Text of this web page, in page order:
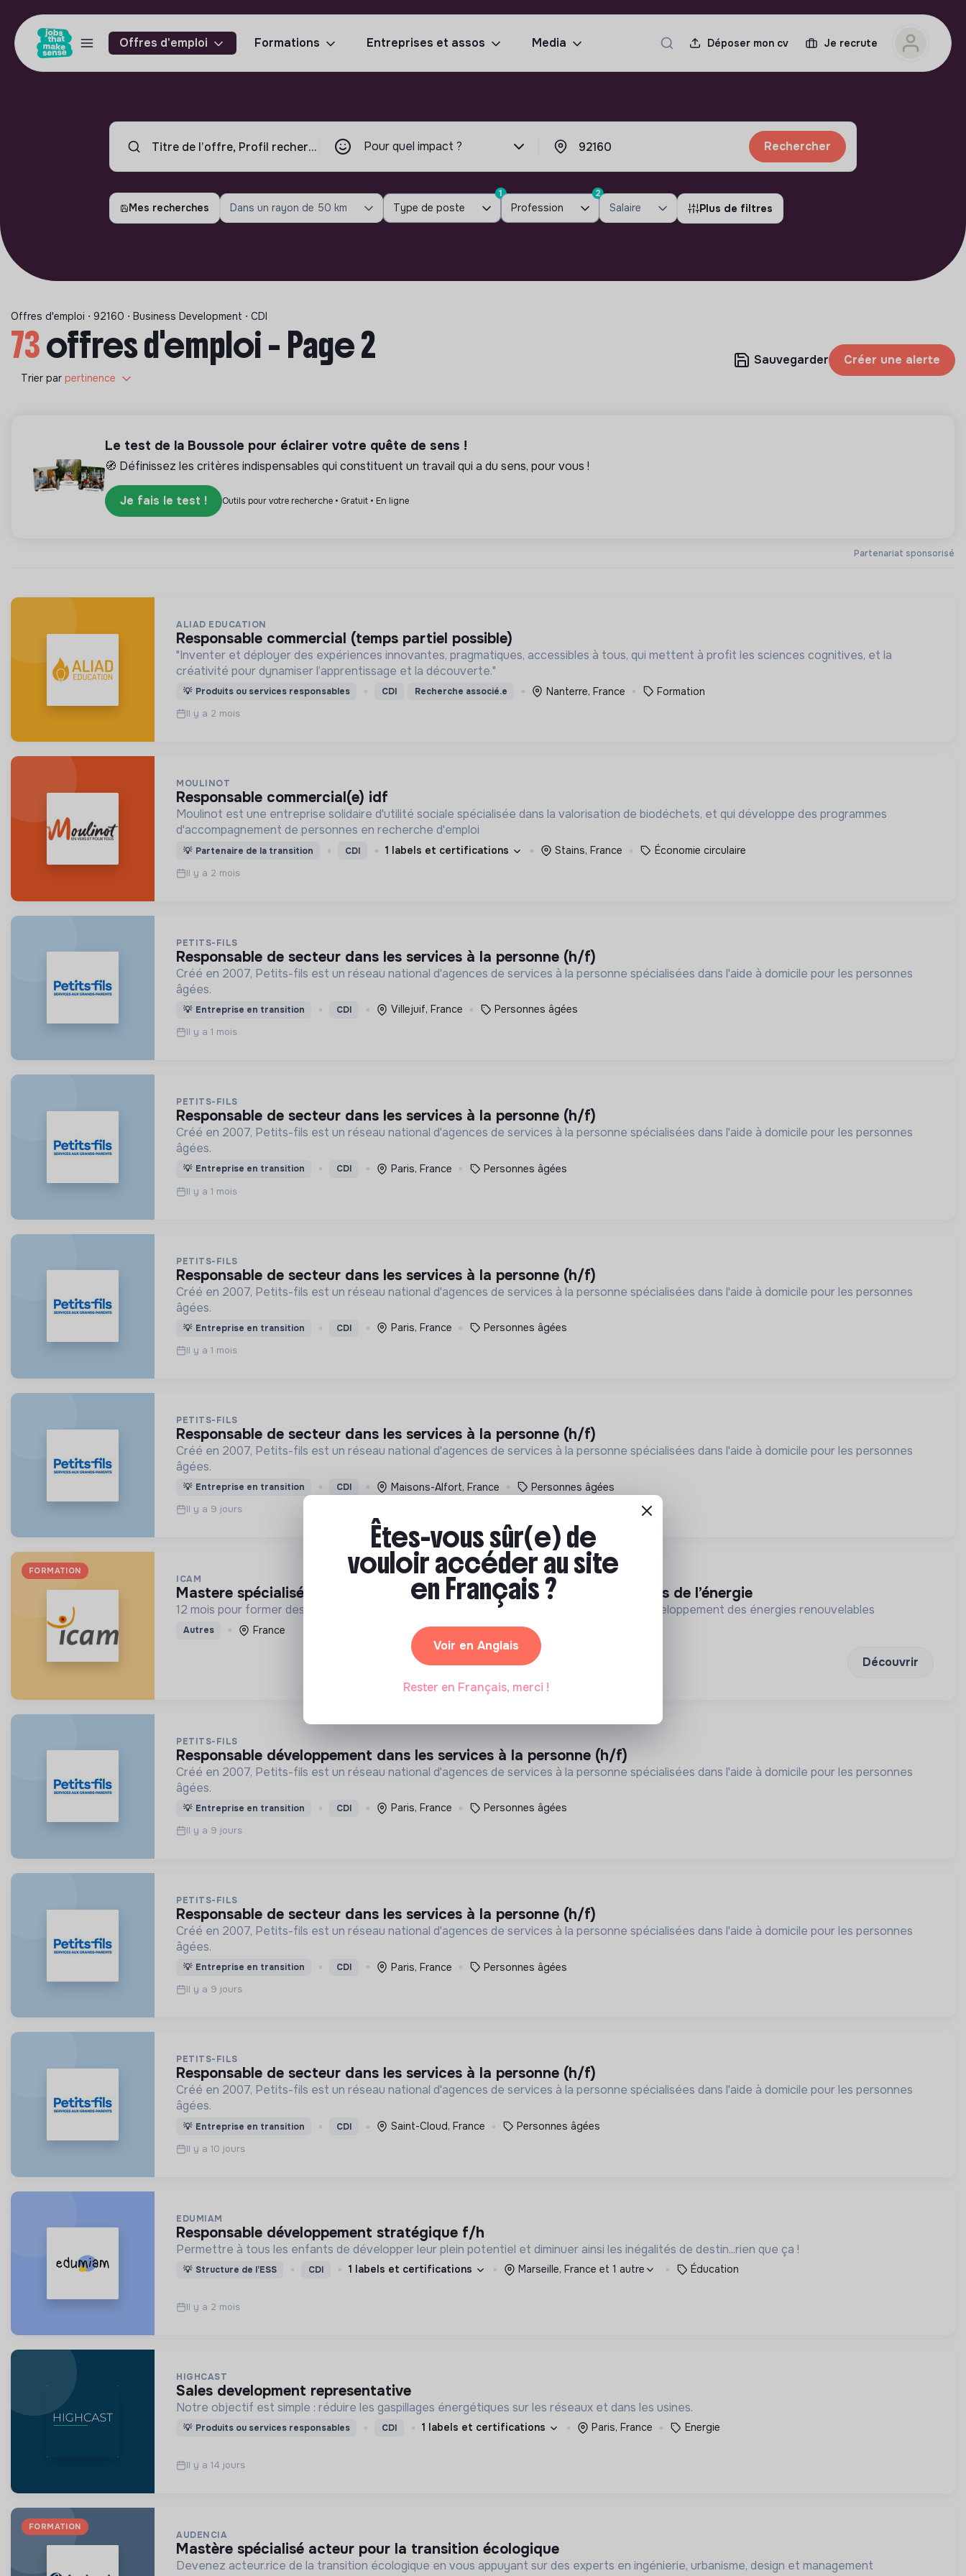
Offres d'emploi Formations Entreprises et assos Media Déposer mon cv Je recrute
Pour quel impact ? Rechercher
Mes recherches Dans un rayon de 50 km Type de poste
1
Profession
2
Salaire Plus de filtres
Offres d'emploi ⋅ 92160 ⋅ Business Development ⋅ CDI
73offres d'emploi - Page 2
Trier par pertinence
Sauvegarder Créer une alerte
Partenariat sponsorisé
Le test de la Boussole pour éclairer votre quête de sens !
🧭 Définissez les critères indispensables qui constituent un travail qui a du sens, pour vous !
Je fais le test ! Outils pour votre recherche • Gratuit • En ligne
ALIAD EDUCATION
responsable commercial (temps partiel possible)
"Inventer et déployer des expériences innovantes, pragmatiques, accessibles à tous, qui mettent à profit les sciences cognitives, et la
créativité pour dynamiser l’apprentissage et la découverte."
💡 Produits ou services responsables CDI Recherche associé.e Nanterre, France Formation
Il y a 2 mois
MOULINOT
responsable commercial(e) idf
Moulinot est une entreprise solidaire d'utilité sociale spécialisée dans la valorisation de biodéchets, et qui développe des programmes
d'accompagnement de personnes en recherche d'emploi
💡 Partenaire de la transition CDI 1 labels et certifications Stains, France Économie circulaire
Il y a 2 mois
PETITS-FILS
responsable de secteur dans les services à la personne (h/f)
Créé en 2007, Petits-fils est un réseau national d'agences de services à la personne spécialisées dans l'aide à domicile pour les personnes
âgées.
💡 Entreprise en transition CDI Villejuif, France Personnes âgées
Il y a 1 mois
PETITS-FILS
responsable de secteur dans les services à la personne (h/f)
Créé en 2007, Petits-fils est un réseau national d'agences de services à la personne spécialisées dans l'aide à domicile pour les personnes
âgées.
💡 Entreprise en transition CDI Paris, France Personnes âgées
Il y a 1 mois
PETITS-FILS
responsable de secteur dans les services à la personne (h/f)
Créé en 2007, Petits-fils est un réseau national d'agences de services à la personne spécialisées dans l'aide à domicile pour les personnes
âgées.
💡 Entreprise en transition CDI Paris, France Personnes âgées
Il y a 1 mois
PETITS-FILS
responsable de secteur dans les services à la personne (h/f)
Créé en 2007, Petits-fils est un réseau national d'agences de services à la personne spécialisées dans l'aide à domicile pour les personnes
âgées.
💡 Entreprise en transition CDI Maisons-Alfort, France Personnes âgées
Il y a 9 jours
FORMATION
ICAM
mastere spécialisé® expert en éco innovation et nouvelles technologies de l’énergie
12 mois pour former des spécialistes de l’amélioration de l’efficacité énergétique et du développement des énergies renouvelables
Autres France
Découvrir
PETITS-FILS
responsable développement dans les services à la personne (h/f)
Créé en 2007, Petits-fils est un réseau national d'agences de services à la personne spécialisées dans l'aide à domicile pour les personnes
âgées.
💡 Entreprise en transition CDI Paris, France Personnes âgées
Il y a 9 jours
PETITS-FILS
responsable de secteur dans les services à la personne (h/f)
Créé en 2007, Petits-fils est un réseau national d'agences de services à la personne spécialisées dans l'aide à domicile pour les personnes
âgées.
💡 Entreprise en transition CDI Paris, France Personnes âgées
Il y a 9 jours
PETITS-FILS
responsable de secteur dans les services à la personne (h/f)
Créé en 2007, Petits-fils est un réseau national d'agences de services à la personne spécialisées dans l'aide à domicile pour les personnes
âgées.
💡 Entreprise en transition CDI Saint-Cloud, France Personnes âgées
Il y a 10 jours
EDUMIAM
responsable développement stratégique f/h
Permettre à tous les enfants de développer leur plein potentiel et diminuer ainsi les inégalités de destin...rien que ça !
💡 Structure de l’ESS CDI 1 labels et certifications Marseille, France et 1 autre Éducation
Il y a 2 mois
HIGHCAST
sales development representative
Notre objectif est simple : réduire les gaspillages énergétiques sur les réseaux et dans les usines.
💡 Produits ou services responsables CDI 1 labels et certifications Paris, France Energie
Il y a 14 jours
FORMATION
AUDENCIA
mastère spécialisé acteur pour la transition écologique
Devenez acteur.rice de la transition écologique en vous appuyant sur des experts en ingénierie, urbanisme, design et management
Êtes-vous sûr(e) de
vouloir accéder au site
en Français ?
Voir en Anglais
Rester en Français, merci !